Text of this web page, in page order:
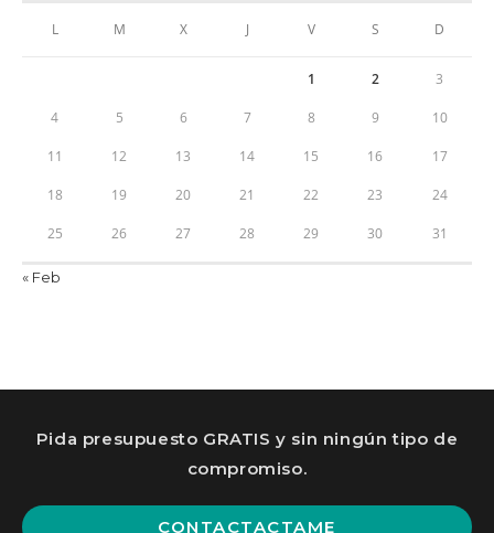
L M X J V S D
1 2 3
4 5 6 7 8 9 10
11 12 13 14 15 16 17
18 19 20 21 22 23 24
25 26 27 28 29 30 31
« Feb
Pida presupuesto GRATIS y sin ningún tipo de
compromiso.
CONTACTACTAME